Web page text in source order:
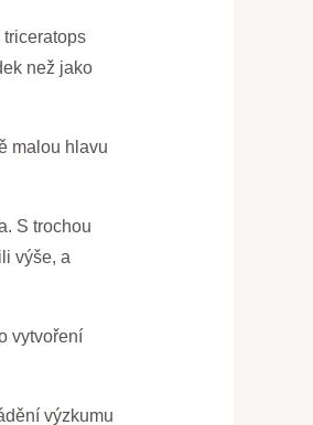
než jako
malou hlavu
S trochou
výše, a
vytvoření
výzkumu